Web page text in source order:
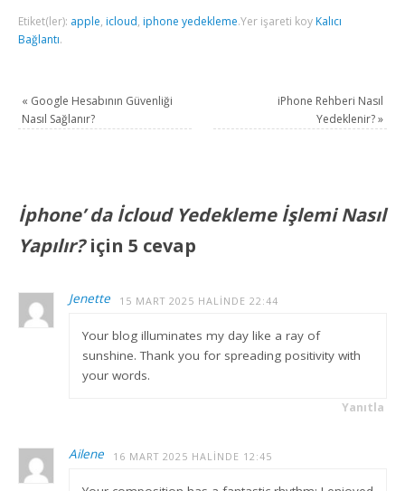
Etiket(ler): apple, icloud, iphone yedekleme.Yer işareti koy Kalıcı
Bağlantı.
« Google Hesabının Güvenliği
Nasıl Sağlanır?
iPhone Rehberi Nasıl
Yedeklenir?»
İphone’ da İcloud Yedekleme İşlemi Nasıl
Yapılır?için 5 cevap
Jenette 15 MART 2025 HALINDE 22:44
Your blog illuminates my day like a ray of
sunshine. Thank you for spreading positivity with
your words.
Yanıtla
Ailene 16 MART 2025 HALINDE 12:45